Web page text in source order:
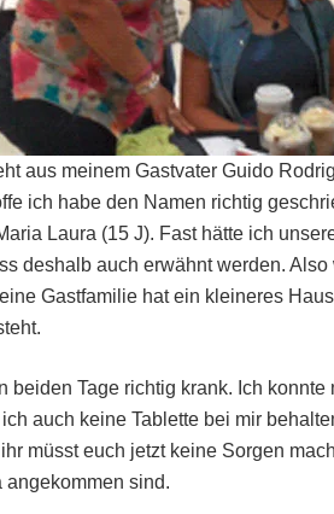
aus meinem Gastvater Guido
ich habe den Namen richtig
Laura (15 J). Fast hätte ich
deshalb auch erwähnt werden.
Gastfamilie hat ein kleineres
beiden Tage richtig krank. Ich
auch keine Tablette bei mir
müsst euch jetzt keine Sorgen
angekommen sind.